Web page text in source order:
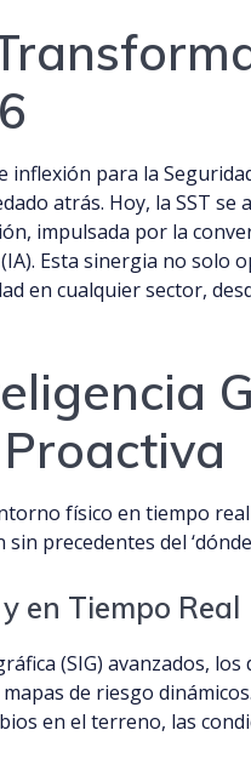
para la
atrás. Hoy, la SST se
impulsada por la
Esta sinergia no solo
en cualquier sector,
físico en tiempo
precedentes del
en Tiempo Real
(SIG) avanzados,
de riesgo
en el terreno, las